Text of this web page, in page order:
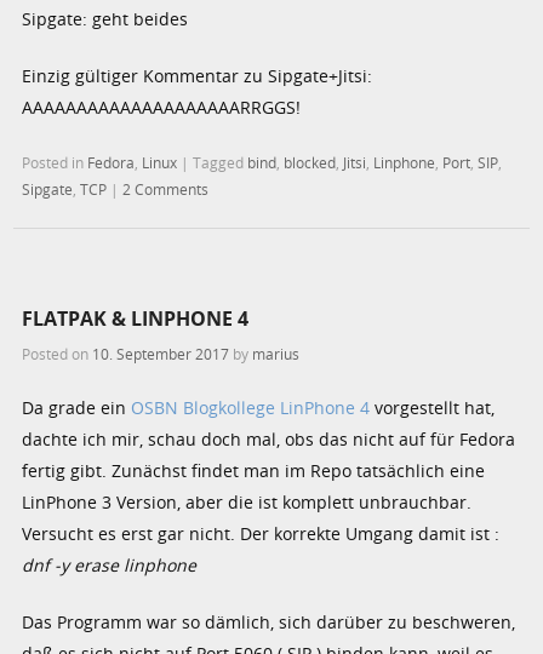
Sipgate: geht beides
Einzig gültiger Kommentar zu Sipgate+Jitsi:
AAAAAAAAAAAAAAAAAAAARRGGS!
Posted in Fedora Linux |Tagged bind blocked Jitsi Linphone Port ,SIP
Sipgate ,TCP | 2 Comments
FLATPAK & LINPHONE 4
Posted on 10. September 2017 by marius
Da grade ein OSBN Blogkollege LinPhone 4 vorgestellt hat,
dachte ich mir, schau doch mal, obs das nicht auf für Fedora
fertig gibt. Zunächst findet man im Repo tatsächlich eine
LinPhone 3 Version, aber die ist komplett unbrauchbar.
Versucht es erst gar nicht. Der korrekte Umgang damit ist :
dnf -y erase linphone
Das Programm war so dämlich, sich darüber zu beschweren,